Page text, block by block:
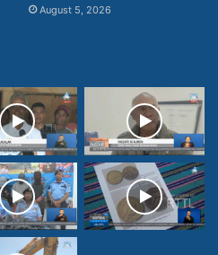
August 5, 2026